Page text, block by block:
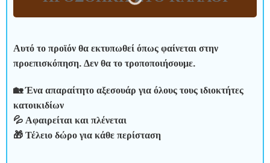
Κ
ι
ι
κ
Αυτό το προϊόν θα εκτυπωθεί όπως φαίνεται στην
προεπισκόπηση. Δεν θα το τροποποιήσουμε.
🏡 Ένα απαραίτητο αξεσουάρ για όλους τους ιδιοκτήτες
κατοικιδίων
💦 Αφαιρείται και πλένεται
🎁 Τέλειο δώρο για κάθε περίσταση